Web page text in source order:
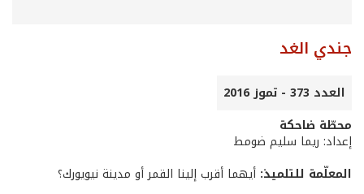
جندي الغد
العدد 373 - تموز 2016
محطّة ضاحكة
إعداد: ريما سليم ضومط
المعلّمة للتلميذ: أيهما أقرب إلينا القمر أو مدينة نيويورك؟